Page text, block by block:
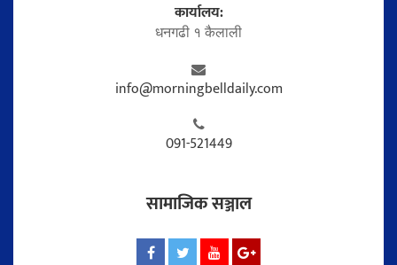
कार्यालय:
धनगढी १ कैलाली
info@morningbelldaily.com
091-521449
सामाजिक सञ्जाल